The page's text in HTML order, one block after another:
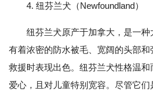
4. 纽芬兰犬（Newfoundland）
纽芬兰犬原产于加拿大，是一种
有着浓密的防水被毛、宽阔的头部
救援时表现出色。纽芬兰犬性格温
爱心，且对儿童特别宽容。尽管它